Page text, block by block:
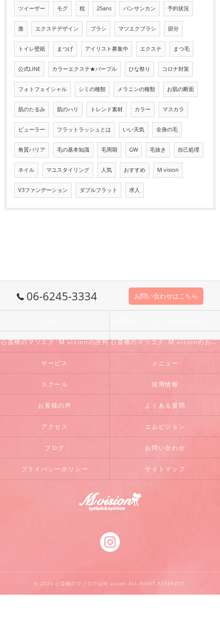
ツイーザー モグ 枕 25ans バンサンカン 予約状況
激 エクステデザイン ブラシ マツエクブラシ 節分
トイレ壁紙 まつげ アイリスト募集中 エクステ まつ毛
公式LINE カラーエクステ★パープル ひな祭り コロナ対策
フォトフェイシャル シミの種類 メラニンの種類 お肌の断面
肌のたるみ 肌のハリ トレンド素材 カラー マスカラ
ビューラー フラットラッシュとは いい天気 全身の毛
角質バリア 毛の基本知識 毛周期 GW 毛抜き 自己処理
ネイル マユスタイリング 人気 おすすめ M vision
V3ファンデーション ダブルフラット 求人
06-6245-3334 お問い合わせはこちら
心斎橋のマツエク･M visionの評判 心斎橋のマツエク･M visionのお客様の声
サービス メニュー
スクール 採用情報
お客様の声 よくある質問
アクセス エムビジョン
ブログ お問い合わせ
プライバシーポリシー サイトマップ
© 2026 心斎橋のマツエクはM vision ALL RIGHT RESERVED.